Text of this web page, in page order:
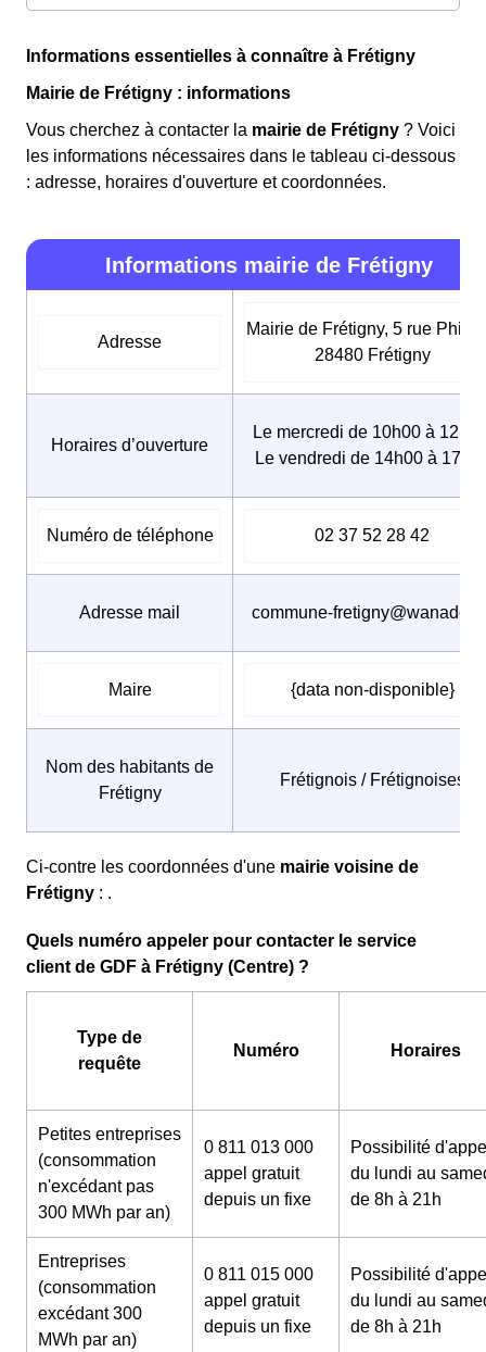
Informations essentielles à connaître à Frétigny
Mairie de Frétigny : informations
Vous cherchez à contacter la mairie de Frétigny ? Voici
les informations nécessaires dans le tableau ci-dessous
: adresse, horaires d'ouverture et coordonnées.
Informations mairie de Frétigny
Adresse
Mairie de Frétigny, 5 rue
28480 Frétigny
Horaires d’ouverture
Le mercredi de 10h00 à
Le vendredi de 14h00 à
Numéro de téléphone 02 37 52 28 42
Adresse mail commune-
Maire {data non-disponible}
Nom des habitants de
Frétigny
Frétignois / Frétignoises
Ci-contre les coordonnées d'une mairie voisine de
Frétigny : .
Quels numéro appeler pour contacter le service
client de GDF à Frétigny (Centre) ?
Type de
requête
Numéro Horaires
Petites entreprises
(consommation
n'excédant pas
300 MWh par an)
0 811 013 000
appel gratuit
depuis un fixe
Possibilité
du lundi au
de 8h à 21h
Entreprises
(consommation
excédant 300
MWh par an)
0 811 015 000
appel gratuit
depuis un fixe
Possibilité
du lundi au
de 8h à 21h